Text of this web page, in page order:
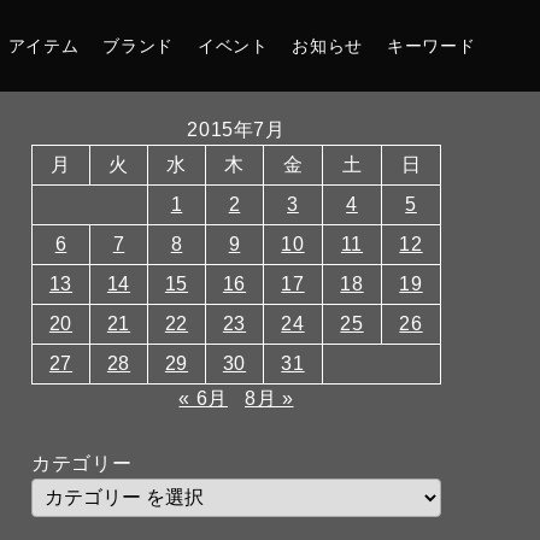
アイテム ブランド イベント お知らせ キーワード
2015年7月
月
火 水 木 金 土
日
1
2 3 4
5
6
7 8 9 10 11
12
13
14 15 16 17 18
19
20
21 22 23 24 25
26
27
28 29 30
31
« 6月
8月 »
カテゴリー